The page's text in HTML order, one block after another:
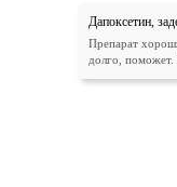
Дапоксетин,
Препарат
долго, поможет.